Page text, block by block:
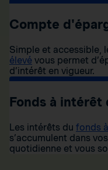
Compte
Simple et accessible,
élevé vous permet
d’intérêt en vigueur.
Fonds à intérêt
Les intérêts du fonds
s’accumulent dans
quotidienne et vous